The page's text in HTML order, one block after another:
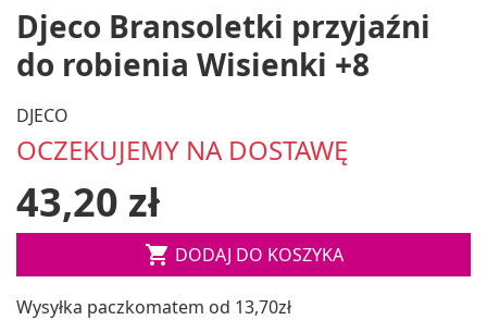
Djeco Bransoletki przyjaźni
do robienia Wisienki +8
DJECO
OCZEKUJEMY NA DOSTAWĘ
43,20 zł
 DODAJ DO KOSZYKA
Wysyłka paczkomatem od 13,70zł